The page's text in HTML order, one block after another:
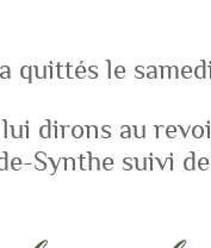
quittés le
dirons au
Synthe suivi